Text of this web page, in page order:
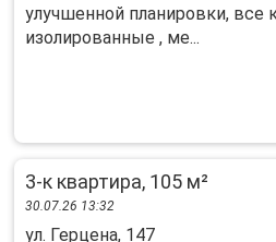
улучшенной планировки, все
изолированные , ме...
3-к квартира, 105 м²
30.07.26 13:32
ул. Герцена, 147